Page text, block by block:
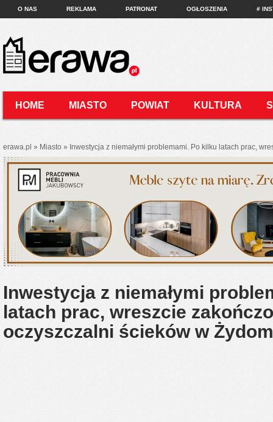
O NAS REKLAMA PATRONAT OGŁOSZENIA #
HOME MIASTO POWIAT KULTURA
erawa.pl » Miasto » Inwestycja z niemałymi problemami. Po kilku latach prac,
Inwestycja z niemałymi
latach prac, wreszcie
oczyszczalni ścieków w